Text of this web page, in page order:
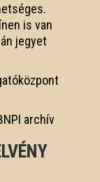
is van
jegyet
archív